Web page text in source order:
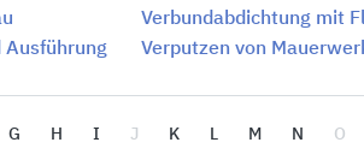
Ausführung
Verbundabdichtung mit
Verputzen von
G H I J K L M N O